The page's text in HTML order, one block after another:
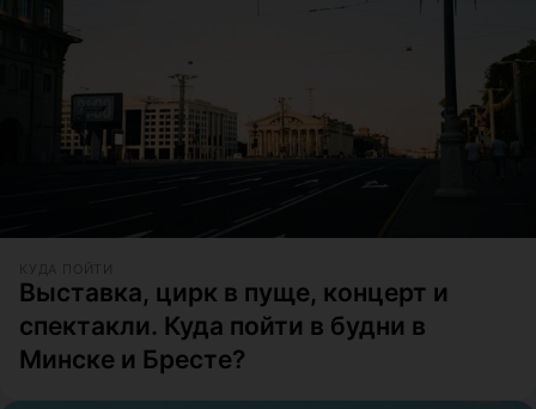
Выставка, цирк в пуще, концерт и
спектакли. Куда пойти в будни в
Минске и Бресте?